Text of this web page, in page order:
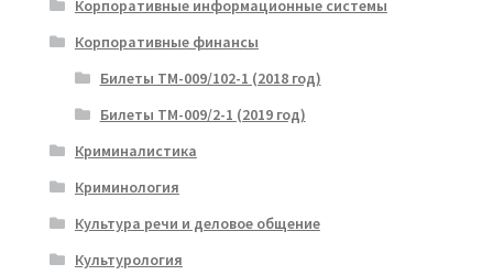
Корпоративные информационные системы
Корпоративные финансы
Билеты ТМ-009/102-1 (2018 год)
Билеты ТМ-009/2-1 (2019 год)
Криминалистика
Криминология
Культура речи и деловое общение
Культурология